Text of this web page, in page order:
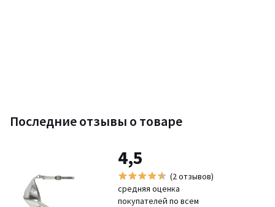
Последние отзывы о товаре
4,5
(2 отзывов)
средняя оценка
покупателей по всем